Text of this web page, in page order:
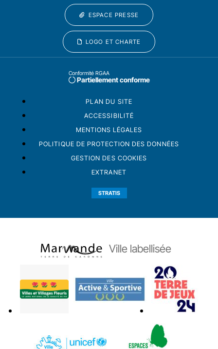
ESPACE PRESSE
LOGO ET CHARTE
Conformité RGAA
Partiellement conforme
PLAN DU SITE
ACCESSIBILITÉ
MENTIONS LÉGALES
POLITIQUE DE PROTECTION DES DONNÉES
GESTION DES COOKIES
EXTRANET
STRATIS
Ville labellisée